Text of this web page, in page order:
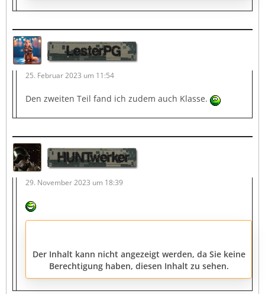
LesterPG
25. Februar 2023 um 11:54
Den zweiten Teil fand ich zudem auch Klasse.
HUNTwerker
29. November 2023 um 18:39
Der Inhalt kann nicht angezeigt werden, da Sie keine
Berechtigung haben, diesen Inhalt zu sehen.